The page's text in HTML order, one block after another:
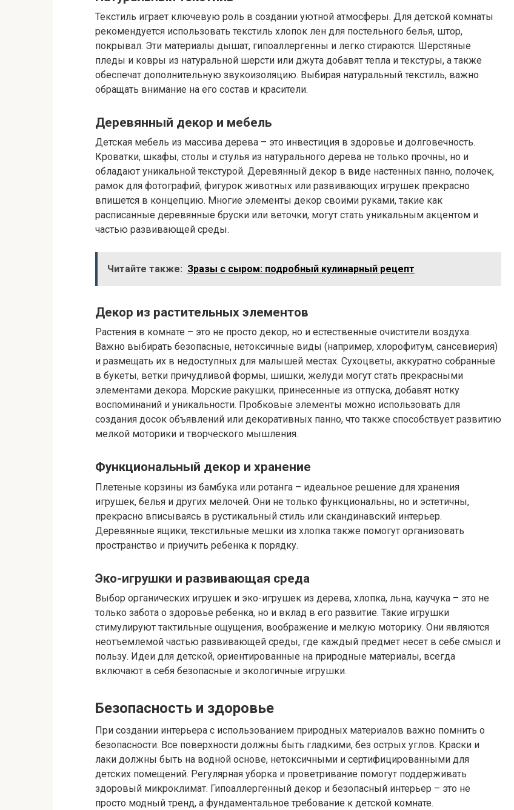
Текстиль играет ключевую роль в создании уютной атмосферы. Для детской комнаты
рекомендуется использовать текстиль хлопок лен для постельного белья, штор,
покрывал. Эти материалы дышат, гипоаллергенны и легко стираются. Шерстяные
пледы и ковры из натуральной шерсти или джута добавят тепла и текстуры, а также
обеспечат дополнительную звукоизоляцию. Выбирая натуральный текстиль, важно
обращать внимание на его состав и красители.
Деревянный декор и мебель
Детская мебель из массива дерева – это инвестиция в здоровье и долговечность.
Кроватки, шкафы, столы и стулья из натурального дерева не только прочны, но и
обладают уникальной текстурой. Деревянный декор в виде настенных панно, полочек,
рамок для фотографий, фигурок животных или развивающих игрушек прекрасно
впишется в концепцию. Многие элементы декор своими руками, такие как
расписанные деревянные бруски или веточки, могут стать уникальным акцентом и
частью развивающей среды.
Читайте также: Зразы с сыром: подробный кулинарный рецепт
Декор из растительных элементов
Растения в комнате – это не просто декор, но и естественные очистители воздуха.
Важно выбирать безопасные, нетоксичные виды (например, хлорофитум, сансевиерия)
и размещать их в недоступных для малышей местах. Сухоцветы, аккуратно собранные
в букеты, ветки причудливой формы, шишки, желуди могут стать прекрасными
элементами декора. Морские ракушки, принесенные из отпуска, добавят нотку
воспоминаний и уникальности. Пробковые элементы можно использовать для
создания досок объявлений или декоративных панно, что также способствует развитию
мелкой моторики и творческого мышления.
Функциональный декор и хранение
Плетеные корзины из бамбука или ротанга – идеальное решение для хранения
игрушек, белья и других мелочей. Они не только функциональны, но и эстетичны,
прекрасно вписываясь в рустикальный стиль или скандинавский интерьер.
Деревянные ящики, текстильные мешки из хлопка также помогут организовать
пространство и приучить ребенка к порядку.
Эко-игрушки и развивающая среда
Выбор органических игрушек и эко-игрушек из дерева, хлопка, льна, каучука – это не
только забота о здоровье ребенка, но и вклад в его развитие. Такие игрушки
стимулируют тактильные ощущения, воображение и мелкую моторику. Они являются
неотъемлемой частью развивающей среды, где каждый предмет несет в себе смысл и
пользу. Идеи для детской, ориентированные на природные материалы, всегда
включают в себя безопасные и экологичные игрушки.
Безопасность и здоровье
При создании интерьера с использованием природных материалов важно помнить о
безопасности. Все поверхности должны быть гладкими, без острых углов. Краски и
лаки должны быть на водной основе, нетоксичными и сертифицированными для
детских помещений. Регулярная уборка и проветривание помогут поддерживать
здоровый микроклимат. Гипоаллергенный декор и безопасный интерьер – это не
просто модный тренд, а фундаментальное требование к детской комнате.